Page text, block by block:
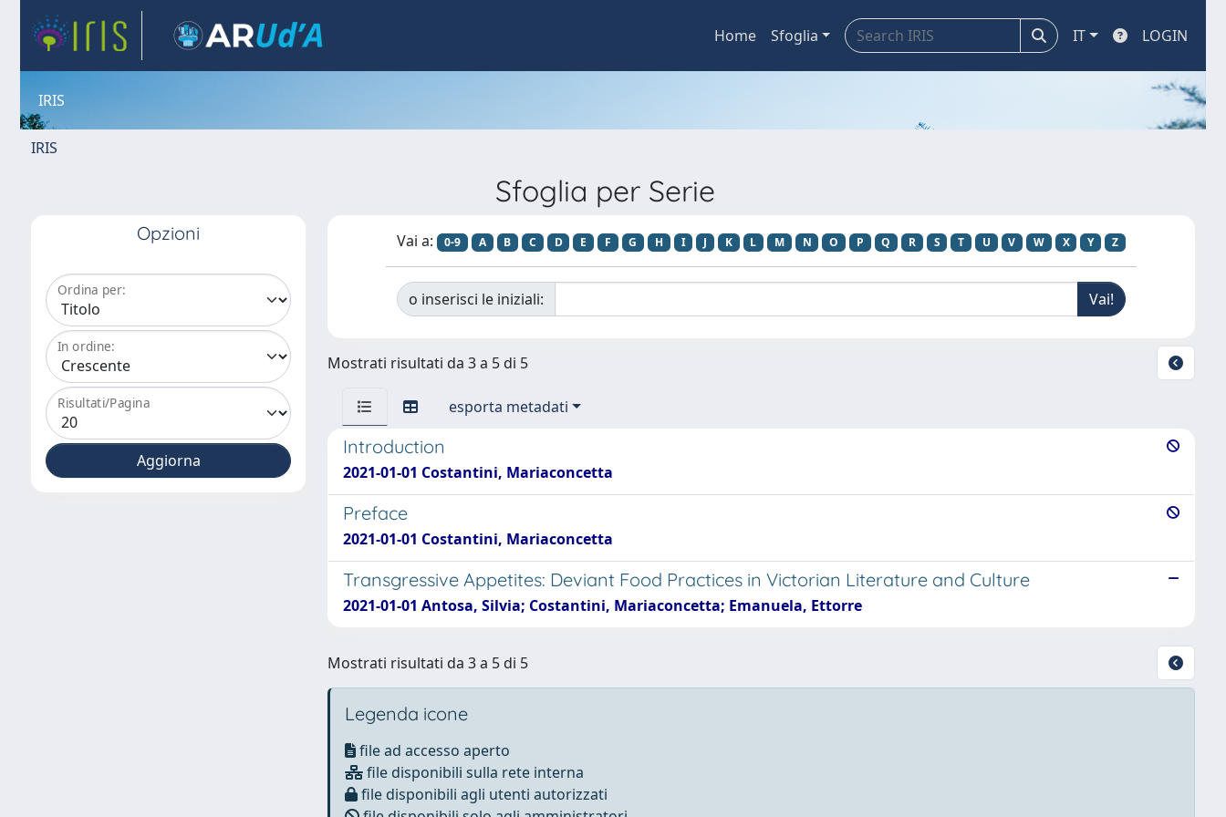
Home Sfoglia IT LOGIN
IRIS
IRIS
Sfoglia per Serie
Opzioni
Ordina per:
In ordine:
Risultati/Pagina
Vai a: 0-9 A B C D E F G H I J K L M N O P Q R S T U V W X Y Z
o inserisci le iniziali:
Mostrati risultati da 3 a 5 di 5
esporta metadati
Introduction
2021-01-01 Costantini, Mariaconcetta
Preface
2021-01-01 Costantini, Mariaconcetta
Transgressive Appetites: Deviant Food Practices in Victorian Literature and Culture
2021-01-01 Antosa, Silvia; Costantini, Mariaconcetta; Emanuela, Ettorre
Mostrati risultati da 3 a 5 di 5
Legenda icone
file ad accesso aperto
file disponibili sulla rete interna
file disponibili agli utenti autorizzati